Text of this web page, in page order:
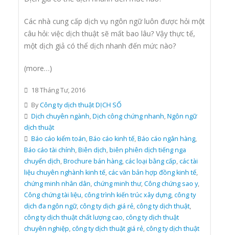
Các nhà cung cấp dịch vụ ngôn ngữ luôn được hỏi một
câu hỏi: việc dịch thuật sẽ mất bao lâu? Vậy thực tế,
một dịch giả có thể dịch nhanh đến mức nào?
(more…)
18 Tháng Tư, 2016
ByCông ty dịch thuật DỊCH SỐ
Dịch chuyên ngành,Dịch công chứng nhanh,Ngôn ngữ
dịch thuật
Báo cáo kiểm toán,Báo cáo kinh tế,Báo cáo ngân hàng,
Báo cáo tài chính,Biên dịch,biên phiên dịch tiếng nga
chuyển dịch,Brochure bán hàng,các loại bằng cấp,các tài
liệu chuyên nghành kinh tế,các văn bản hợp đồng kinh tế,
chứng minh nhân dân,chứng minh thư,Công chứng sao y,
Công chứng tài liệu,công trình kiến trúc xây dựng,công ty
dịch đa ngôn ngữ,công ty dịch giá rẻ,công ty dịch thuật,
công ty dịch thuật chất lượng cao,công ty dịch thuật
chuyên nghiệp,công ty dịch thuật giá rẻ,công ty dịch thuật